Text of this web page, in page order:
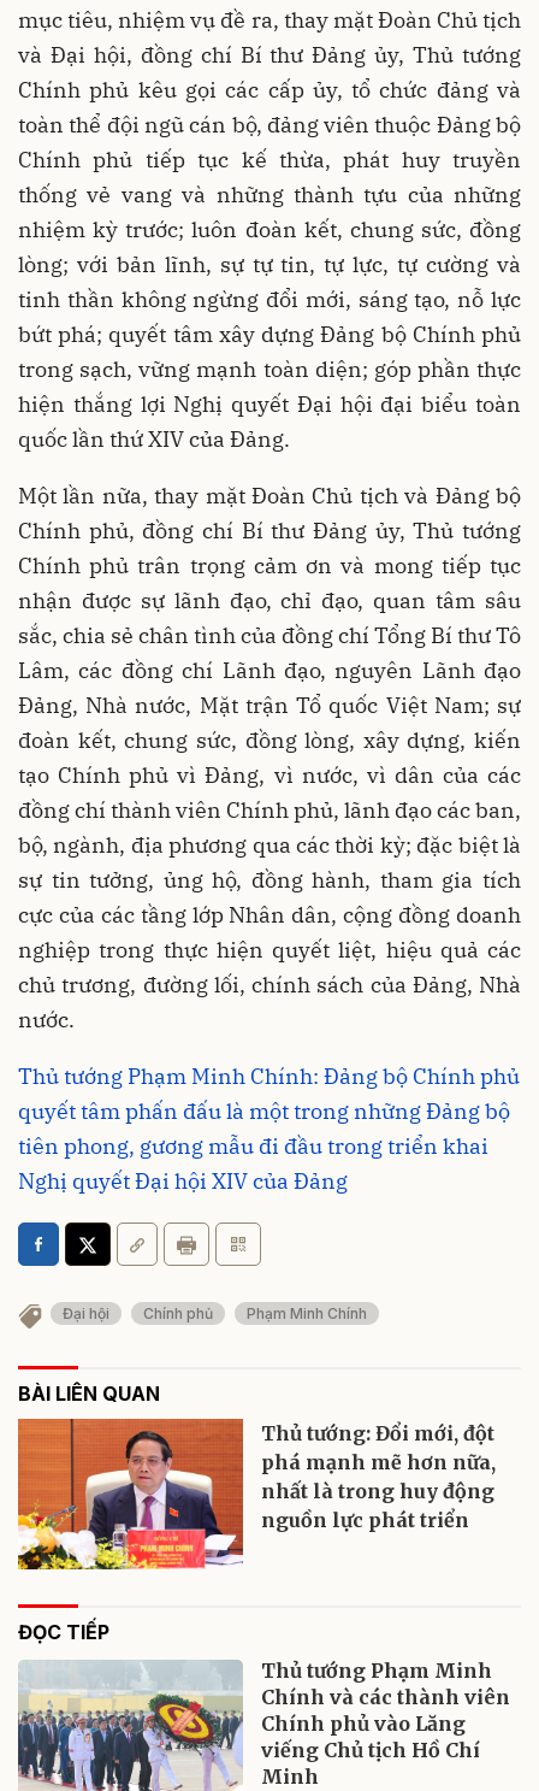
mục tiêu, nhiệm vụ đề ra, thay mặt Đoàn Chủ tịch
và Đại hội, đồng chí Bí thư Đảng ủy, Thủ tướng
Chính phủ kêu gọi các cấp ủy, tổ chức đảng và
toàn thể đội ngũ cán bộ, đảng viên thuộc Đảng bộ
Chính phủ tiếp tục kế thừa, phát huy truyền
thống vẻ vang và những thành tựu của những
nhiệm kỳ trước; luôn đoàn kết, chung sức, đồng
lòng; với bản lĩnh, sự tự tin, tự lực, tự cường và
tinh thần không ngừng đổi mới, sáng tạo, nỗ lực
bứt phá; quyết tâm xây dựng Đảng bộ Chính phủ
trong sạch, vững mạnh toàn diện; góp phần thực
hiện thắng lợi Nghị quyết Đại hội đại biểu toàn
quốc lần thứ XIV của Đảng.
Một lần nữa, thay mặt Đoàn Chủ tịch và Đảng bộ
Chính phủ, đồng chí Bí thư Đảng ủy, Thủ tướng
Chính phủ trân trọng cảm ơn và mong tiếp tục
nhận được sự lãnh đạo, chỉ đạo, quan tâm sâu
sắc, chia sẻ chân tình của đồng chí Tổng Bí thư Tô
Lâm, các đồng chí Lãnh đạo, nguyên Lãnh đạo
Đảng, Nhà nước, Mặt trận Tổ quốc Việt Nam; sự
đoàn kết, chung sức, đồng lòng, xây dựng, kiến
tạo Chính phủ vì Đảng, vì nước, vì dân của các
đồng chí thành viên Chính phủ, lãnh đạo các ban,
bộ, ngành, địa phương qua các thời kỳ; đặc biệt là
sự tin tưởng, ủng hộ, đồng hành, tham gia tích
cực của các tầng lớp Nhân dân, cộng đồng doanh
nghiệp trong thực hiện quyết liệt, hiệu quả các
chủ trương, đường lối, chính sách của Đảng, Nhà
nước.
Thủ tướng Phạm Minh Chính: Đảng bộ Chính phủ
quyết tâm phấn đấu là một trong những Đảng bộ
tiên phong, gương mẫu đi đầu trong triển khai
Nghị quyết Đại hội XIV của Đảng
Đại hội Chính phủ Phạm Minh Chính
BÀI LIÊN QUAN
Thủ tướng: Đổi mới, đột
phá mạnh mẽ hơn nữa,
nhất là trong huy động
nguồn lực phát triển
ĐỌC TIẾP
Thủ tướng Phạm Minh
Chính và các thành viên
Chính phủ vào Lăng
viếng Chủ tịch Hồ Chí
Minh